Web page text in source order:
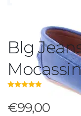
Blg
€99,00